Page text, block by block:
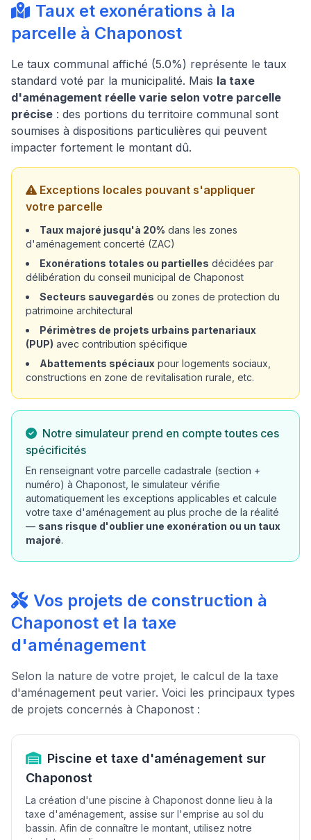
Taux et exonérations à la
parcelle à Chaponost
Le taux communal affiché (5.0%) représente le taux
standard voté par la municipalité. Mais la taxe
d'aménagement réelle varie selon votre parcelle
précise : des portions du territoire communal sont
soumises à dispositions particulières qui peuvent
impacter fortement le montant dû.
Exceptions locales pouvant s'appliquer
votre parcelle
Taux majoré jusqu'à 20% dans les zones
d'aménagement concerté (ZAC)
Exonérations totales ou partielles décidées par
délibération du conseil municipal de Chaponost
Secteurs sauvegardés ou zones de protection du
patrimoine architectural
Périmètres de projets urbains partenariaux
(PUP) avec contribution spécifique
Abattements spéciaux pour logements sociaux,
constructions en zone de revitalisation rurale, etc.
Notre simulateur prend en compte toutes ces
spécificités
En renseignant votre parcelle cadastrale (section +
numéro) à Chaponost, le simulateur vérifie
automatiquement les exceptions applicables et calcule
votre taxe d'aménagement au plus proche de la réalité
— sans risque d'oublier une exonération ou un taux
majoré.
Vos projets de construction à
Chaponost et la taxe
d'aménagement
Selon la nature de votre projet, le calcul de la taxe
d'aménagement peut varier. Voici les principaux types
de projets concernés à Chaponost :
Piscine et taxe d'aménagement sur
Chaponost
La création d'une piscine à Chaponost donne lieu à la
taxe d'aménagement, assise sur l'emprise au sol du
bassin. Afin de connaître le montant, utilisez notre